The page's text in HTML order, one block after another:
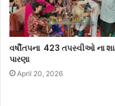
વર્ષીતપના 423 તપસ્વીઓ ના
પારણા
April 20, 2026